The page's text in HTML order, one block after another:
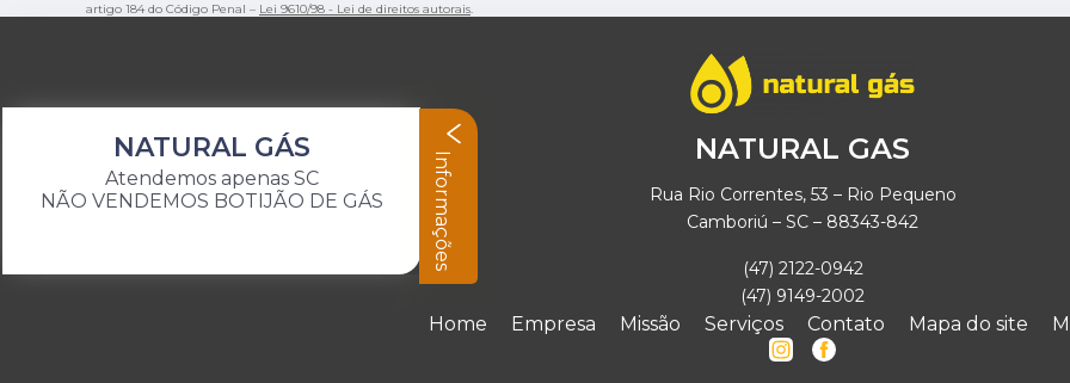
artigo 184 do Código Penal – Lei 9610/98 - Lei de direitos autorais.
NATURAL GAS
Rua Rio Correntes, 53 – Rio Pequeno
Camboriú – SC – 88343-842
(47) 2122-0942
(47) 9149-2002
Home Empresa Missão Serviços Contato Mapa do site
NATURAL GÁS
Atendemos apenas SC
NÃO VENDEMOS BOTIJÃO DE GÁS
Informações